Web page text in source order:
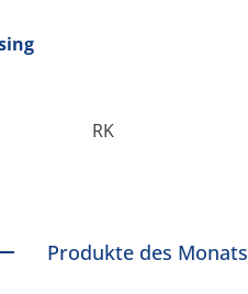
RK
Produkte des Monats